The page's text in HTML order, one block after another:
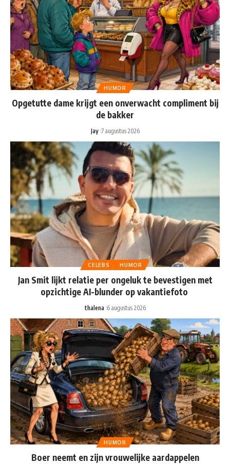
HUMOR
Opgetutte dame krijgt een onverwacht compliment bij
de bakker
Jay 7 augustus 2026
CELEBS HUMOR
Jan Smit lijkt relatie per ongeluk te bevestigen met
opzichtige AI-blunder op vakantiefoto
thalena 6 augustus 2026
HUMOR
Boer neemt en zijn vrouwelijke aardappelen